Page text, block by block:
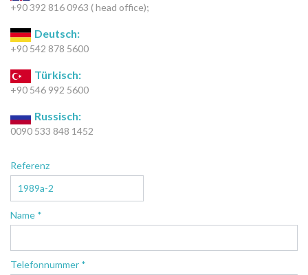
+90 392 816 0963 ( head office);
Deutsch:
+90 542 878 5600
Türkisch:
+90 546 992 5600
Russisch:
0090 533 848 1452
Referenz
Name *
Telefonnummer *